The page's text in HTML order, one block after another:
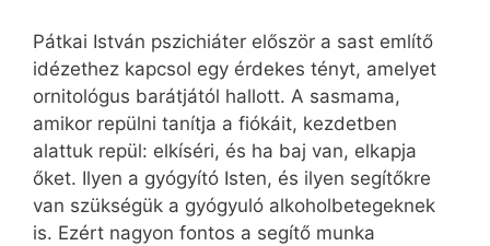
Pátkai István pszichiáter először a sast említő
idézethez kapcsol egy érdekes tényt, amelyet
ornitológus barátjától hallott. A sasmama,
amikor repülni tanítja a fiókáit, kezdetben
alattuk repül: elkíséri, és ha baj van, elkapja
őket. Ilyen a gyógyító Isten, és ilyen segítőkre
van szükségük a gyógyuló alkoholbetegeknek
is. Ezért nagyon fontos a segítő munka